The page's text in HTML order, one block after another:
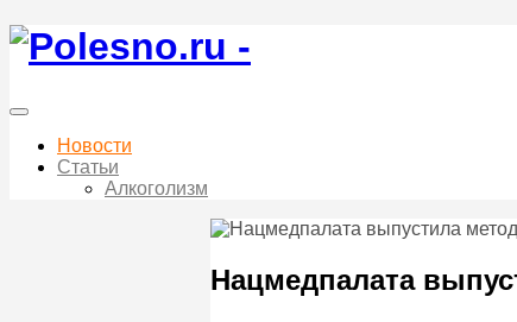
Новости
Статьи
Алкоголизм
Нацмедпалата